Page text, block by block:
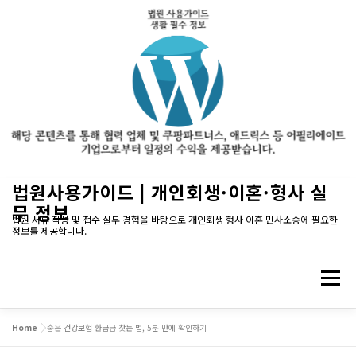
법원사용가이드 | 개인회생·이혼·형사 실
무 정보
법원 서류 작성 및 접수 실무 경험을 바탕으로 개인회생 형사 이혼 민사소송에 필요한
정보를 제공합니다.
메뉴
Home »숨은 건강보험 환급금 찾는 법, 5분 만에 확인하기